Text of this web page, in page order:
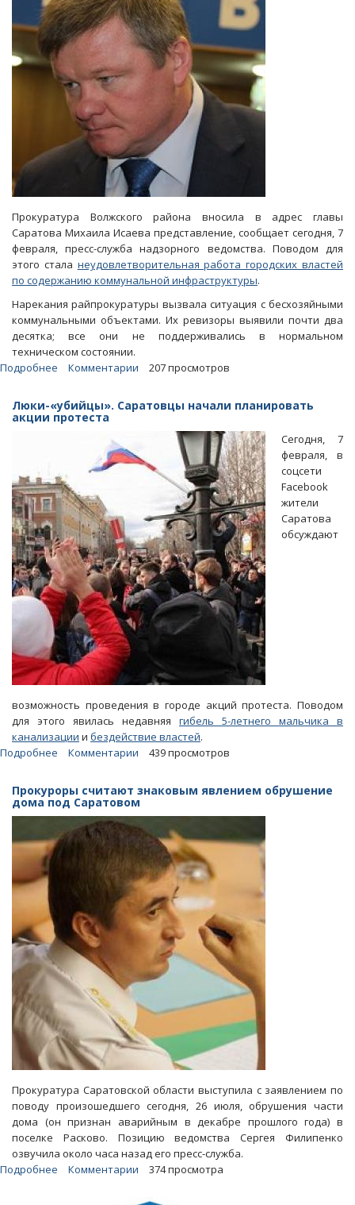
новую
школу
Прокуратура Волжского района вносила в адрес главы
Саратова Михаила Исаева представление, сообщает сегодня, 7
февраля, пресс-служба надзорного ведомства. Поводом для
этого стала неудовлетворительная работа городских властей
по содержанию коммунальной инфраструктуры.
Нарекания райпрокуратуры вызвала ситуация с бесхозяйными
коммунальными объектами. Их ревизоры выявили почти два
десятка; все они не поддерживались в нормальном
техническом состоянии.
Подробнее
Михаил
Исаев
требования
прокуроров
Комментарии 207 просмотров
Люки-«убийцы». Саратовцы начали планировать
акции протеста
Сегодня, 7
февраля, в
соцсети
Facebook
жители
Саратова
обсуждают
возможность проведения в городе акций протеста. Поводом
для этого явилась недавняя гибель 5-летнего мальчика в
канализации и бездействие властей.
Подробнее
начали
планировать
акции
протеста
Комментарии 439 просмотров
Прокуроры считают знаковым явлением обрушение
дома под Саратовом
Прокуратура Саратовской области выступила с заявлением по
поводу произошедшего сегодня, 26 июля, обрушения части
дома (он признан аварийным в декабре прошлого года) в
поселке Расково. Позицию ведомства Сергея Филипенко
озвучила около часа назад его пресс-служба.
Подробнее
Комментарии 374 просмотра